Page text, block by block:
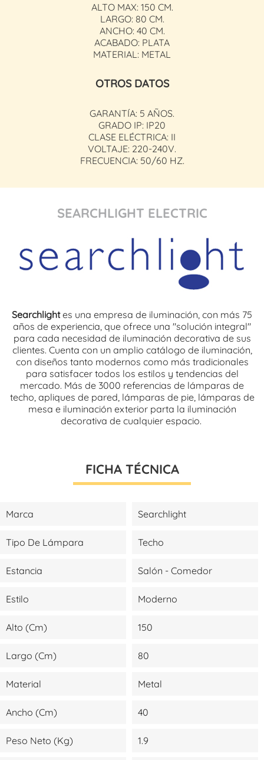
ALTO MAX: 150 CM.
LARGO: 80 CM.
ANCHO: 40 CM.
ACABADO: PLATA
MATERIAL: METAL
OTROS DATOS
GARANTÍA: 5 AÑOS.
GRADO IP: IP20
CLASE ELÉCTRICA: II
VOLTAJE: 220-240V.
FRECUENCIA: 50/60 HZ.
SEARCHLIGHT ELECTRIC
Searchlightes una empresa de iluminación, con más 75
años de experiencia, que ofrece una "solución integral"
para cada necesidad de iluminación decorativa de sus
clientes. Cuenta con un amplio catálogo de iluminación,
con diseños tanto modernos como más tradicionales
para satisfacer todos los estilos y tendencias del
mercado. Más de 3000 referencias de lámparas de
techo, apliques de pared, lámparas de pie, lámparas de
mesa e iluminación exterior parta la iluminación
decorativa de cualquier espacio.
FICHA TÉCNICA
Marca Searchlight
Tipo De Lámpara Techo
Estancia Salón - Comedor
Estilo Moderno
Alto (cm) 150
Largo (cm) 80
Material Metal
Ancho (cm) 40
Peso Neto (kg) 1.9